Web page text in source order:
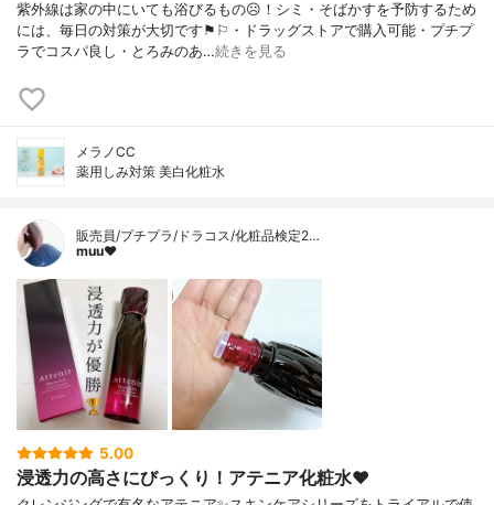
紫外線は家の中にいても浴びるもの☹︎！シミ・そばかすを予防するため
には、毎日の対策が大切です⚑︎⚐︎・ドラッグストアで購入可能・プチプ
ラでコスパ良し・とろみのあ…続きを見る
メラノCC
薬用しみ対策 美白化粧水
販売員/プチプラ/ドラコス/化粧品検定2…
muu❤︎
5.00
浸透力の高さにびっくり！アテニア化粧水❤️